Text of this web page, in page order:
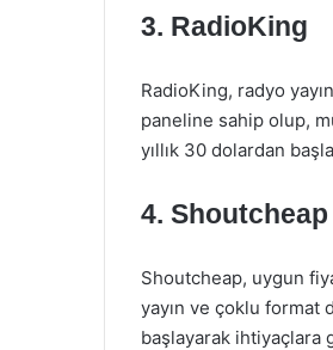
3. RadioKing
RadioKing, radyo
paneline sahip olup,
yıllık 30 dolardan
4. Shoutcheap
Shoutcheap, uygun
yayın ve çoklu format
başlayarak ihtiyaçlara